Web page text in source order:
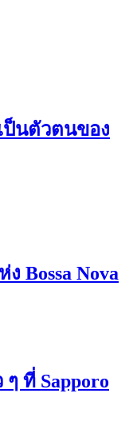
ป็นตัวตนของ
Bossa Nova
ที่ Sapporo